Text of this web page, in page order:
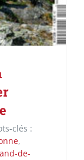
clés :
,
de-